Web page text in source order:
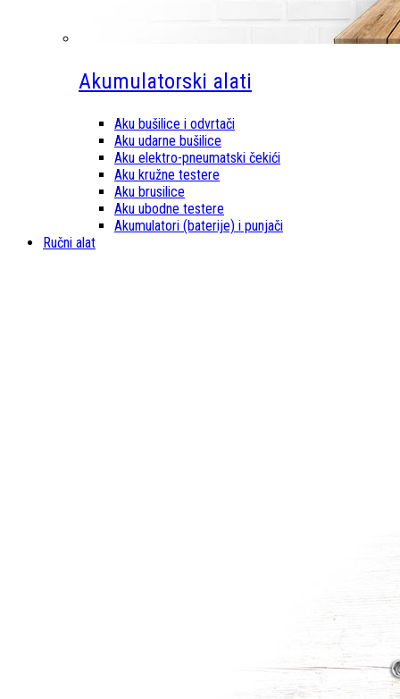
Akumulatorski alati
Aku bušilice i odvrtači
Aku udarne bušilice
Aku elektro-pneumatski čekići
Aku kružne testere
Aku brusilice
Aku ubodne testere
Akumulatori (baterije) i punjači
Ručni alat